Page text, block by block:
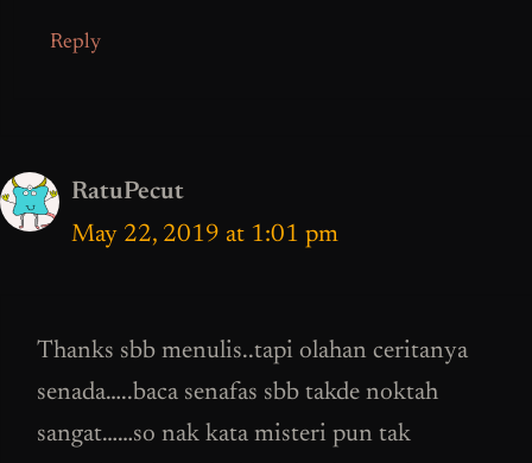
Reply
RatuPecut
May 22, 2019 at 1:01 pm
Thanks sbb menulis..tapi olahan ceritanya
senada…..baca senafas sbb takde noktah
sangat……so nak kata misteri pun tak